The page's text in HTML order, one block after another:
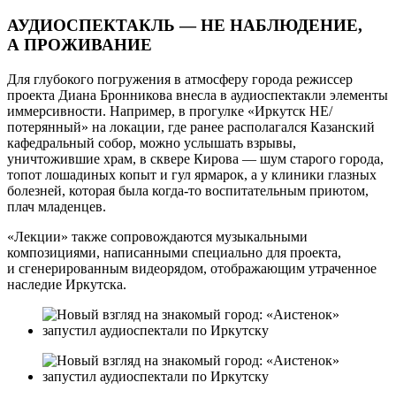
АУДИОСПЕКТАКЛЬ — НЕ НАБЛЮДЕНИЕ,
А ПРОЖИВАНИЕ
Для глубокого погружения в атмосферу города режиссер
проекта Диана Бронникова внесла в аудиоспектакли элементы
иммерсивности. Например, в прогулке «Иркутск НЕ/
потерянный» на локации, где ранее располагался Казанский
кафедральный собор, можно услышать взрывы,
уничтожившие храм, в сквере Кирова — шум старого города,
топот лошадиных копыт и гул ярмарок, а у клиники глазных
болезней, которая была когда-то воспитательным приютом,
плач младенцев.
«Лекции» также сопровождаются музыкальными
композициями, написанными специально для проекта,
и сгенерированным видеорядом, отображающим утраченное
наследие Иркутска.